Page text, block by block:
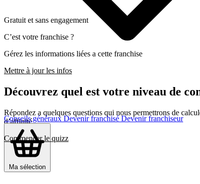
Conseils généraux Devenir franchisé Devenir franchiseur
Ma sélection
Gratuit et sans engagement
C’est votre franchise ?
Gérez les informations liées a cette franchise
Mettre à jour les infos
Découvrez quel est votre niveau de
Répondez a quelques questions qui nous permettrons de
d’affinité
Commencer le quizz